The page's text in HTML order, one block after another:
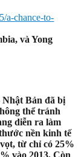
a-chance-to-
và Yong
Nhật Bản đã bị
thể tránh
diễn ra làm
nền kinh tế
từ chỉ có 25%